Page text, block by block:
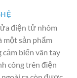
điện tử nhôm
một sản phẩm
cảm biến vân tay
công trên điện